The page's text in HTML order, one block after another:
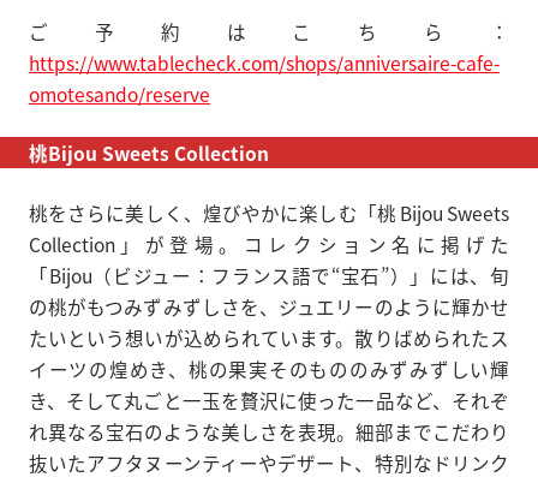
みなとみらい横浜
ご予約はこちら：
https://www.tablecheck.com/shops/anniversaire-cafe-
omotesando/reserve
桃Bijou Sweets Collection
桃をさらに美しく、煌びやかに楽しむ「桃 Bijou Sweets
Collection」が登場。コレクション名に掲げた
「Bijou（ビジュー：フランス語で“宝石”）」には、旬
の桃がもつみずみずしさを、ジュエリーのように輝かせ
たいという想いが込められています。散りばめられたス
イーツの煌めき、桃の果実そのもののみずみずしい輝
き、そして丸ごと一玉を贅沢に使った一品など、それぞ
れ異なる宝石のような美しさを表現。細部までこだわり
抜いたアフタヌーンティーやデザート、特別なドリンク